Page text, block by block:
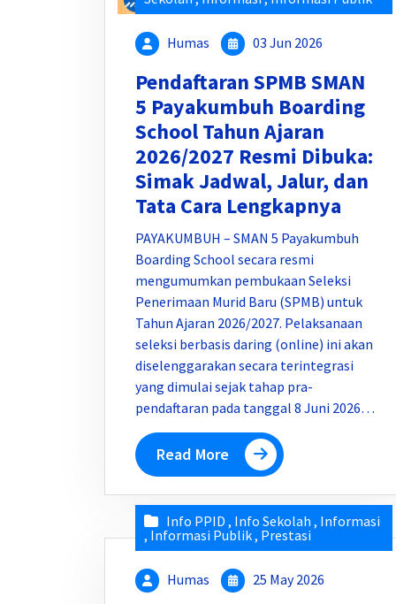
Humas 03 Jun 2026
Pendaftaran SPMB SMAN
5 Payakumbuh Boarding
School Tahun Ajaran
2026/2027 Resmi Dibuka:
Simak Jadwal, Jalur, dan
Tata Cara Lengkapnya
PAYAKUMBUH – SMAN 5 Payakumbuh
Boarding School secara resmi
mengumumkan pembukaan Seleksi
Penerimaan Murid Baru (SPMB) untuk
Tahun Ajaran 2026/2027. Pelaksanaan
seleksi berbasis daring (online) ini akan
diselenggarakan secara terintegrasi
yang dimulai sejak tahap pra-
pendaftaran pada tanggal 8 Juni 2026…
Read More
Info PPID , Info Sekolah , Informasi
, Informasi Publik, Prestasi
Humas 25 May 2026